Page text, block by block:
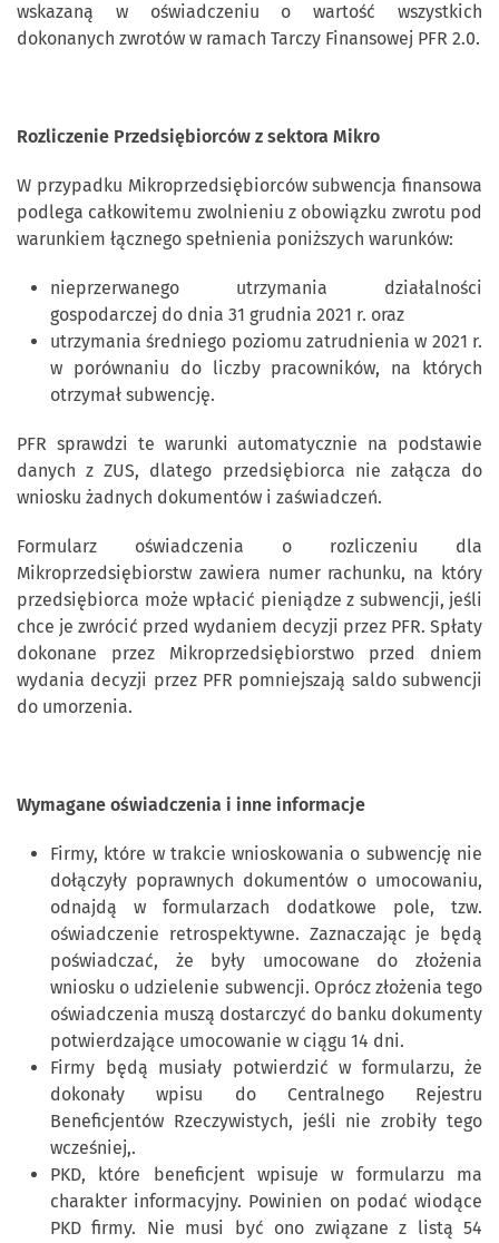
wskazaną w oświadczeniu o wartość wszystkich
dokonanych zwrotów w ramach Tarczy Finansowej PFR 2.0.
Rozliczenie Przedsiębiorców z sektora Mikro
W przypadku Mikroprzedsiębiorców subwencja finansowa
podlega całkowitemu zwolnieniu z obowiązku zwrotu pod
warunkiem łącznego spełnienia poniższych warunków:
nieprzerwanego utrzymania działalności
gospodarczej do dnia 31 grudnia 2021 r. oraz
utrzymania średniego poziomu zatrudnienia w 2021 r.
w porównaniu do liczby pracowników, na których
otrzymał subwencję.
PFR sprawdzi te warunki automatycznie na podstawie
danych z ZUS, dlatego przedsiębiorca nie załącza do
wniosku żadnych dokumentów i zaświadczeń.
Formularz oświadczenia o rozliczeniu dla
Mikroprzedsiębiorstw zawiera numer rachunku, na który
przedsiębiorca może wpłacić pieniądze z subwencji, jeśli
chce je zwrócić przed wydaniem decyzji przez PFR. Spłaty
dokonane przez Mikroprzedsiębiorstwo przed dniem
wydania decyzji przez PFR pomniejszają saldo subwencji
do umorzenia.
Wymagane oświadczenia i inne informacje
Firmy, które w trakcie wnioskowania o subwencję nie
dołączyły poprawnych dokumentów o umocowaniu,
odnajdą w formularzach dodatkowe pole, tzw.
oświadczenie retrospektywne. Zaznaczając je będą
poświadczać, że były umocowane do złożenia
wniosku o udzielenie subwencji. Oprócz złożenia tego
oświadczenia muszą dostarczyć do banku dokumenty
potwierdzające umocowanie w ciągu 14 dni.
Firmy będą musiały potwierdzić w formularzu, że
dokonały wpisu do Centralnego Rejestru
Beneficjentów Rzeczywistych, jeśli nie zrobiły tego
wcześniej,.
PKD, które beneficjent wpisuje w formularzu ma
charakter informacyjny. Powinien on podać wiodące
PKD firmy. Nie musi być ono związane z listą 54